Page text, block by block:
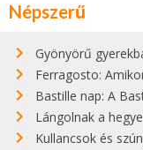
Népszerű
Gyönyörű gyerekbarát
Ferragosto:
Bastille nap: A
Lángolnak a
Kullancsok és